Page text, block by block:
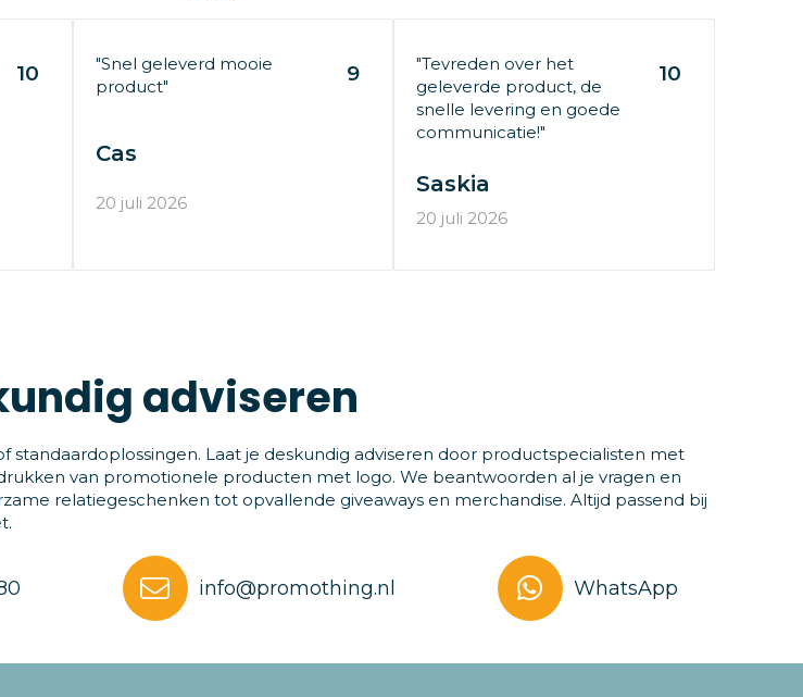
10
"Snel geleverd mooie
product"
9
Cas
20 juli 2026
"Tevreden over het
geleverde product, de
snelle levering en goede
communicatie!"
10
Saskia
20 juli 2026
adviseren
standaardoplossingen. Laat je deskundig adviseren door productspecialisten met
van promotionele producten met logo. We beantwoorden al je vragen en
relatiegeschenken tot opvallende giveaways en merchandise. Altijd passend bij
info@promothing.nl WhatsApp